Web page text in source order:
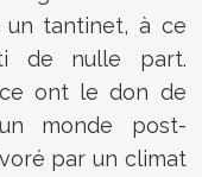
un tantinet, à ce
de nulle part.
ont le don de
monde post-
par un climat